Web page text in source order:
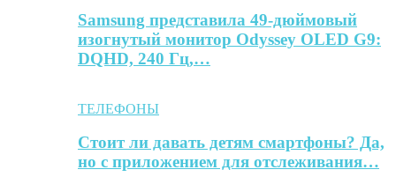
Samsung представила 49-дюймовый
изогнутый монитор Odyssey OLED G9:
DQHD, 240 Гц,…
ТЕЛЕФОНЫ
Стоит ли давать детям смартфоны? Да,
но с приложением для отслеживания…